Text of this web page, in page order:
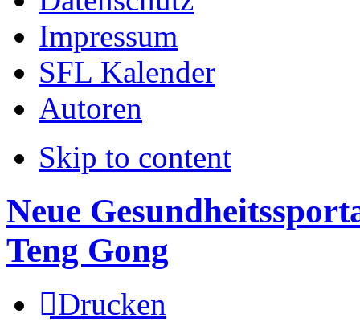
Impressum
SFL Kalender
Autoren
Skip to content
Neue
Teng Gong
Drucken